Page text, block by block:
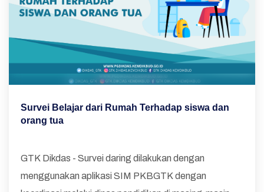
Survei Belajar dari Rumah Terhadap siswa dan
orang tua
GTK Dikdas - Survei daring dilakukan dengan
menggunakan aplikasi SIM PKBGTK dengan